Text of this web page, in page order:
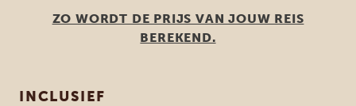
ZO WORDT DE PRIJS VAN JOUW REIS
BEREKEND.
INCLUSIEF